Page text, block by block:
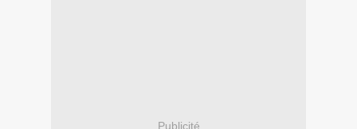
Publicité